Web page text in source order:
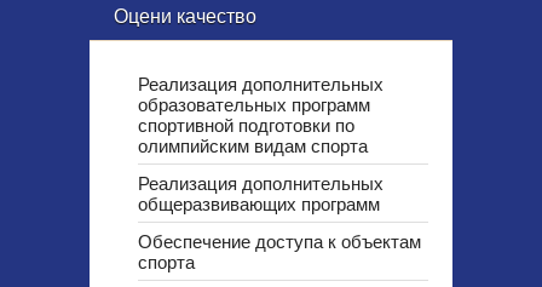
Оцени качество
Реализация дополнительных
образовательных программ
спортивной подготовки по
олимпийским видам спорта
Реализация дополнительных
общеразвивающих программ
Обеспечение доступа к объектам
спорта